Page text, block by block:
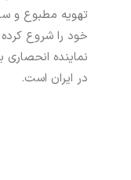
تهویه مطبوع و
خود را شروع
نماینده انحصاری
در ایران است.